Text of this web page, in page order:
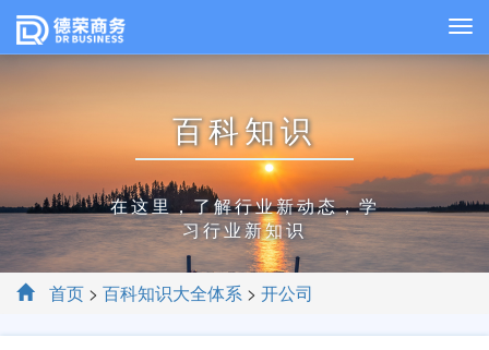
百科知识
在这里，了解行业新动态，学
习行业新知识
首页 > 百科知识大全体系 > 开公司